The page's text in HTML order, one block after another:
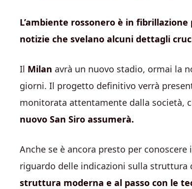
L’ambiente rossonero è in
notizie che svelano alcuni dettagli
Il Milan avrà un nuovo stadio, ormai la
giorni. Il progetto definitivo verrà
monitorata attentamente dalla società,
nuovo San Siro assumerà.
Anche se è ancora presto per
riguardo delle indicazioni sulla struttura
struttura moderna e al passo con le